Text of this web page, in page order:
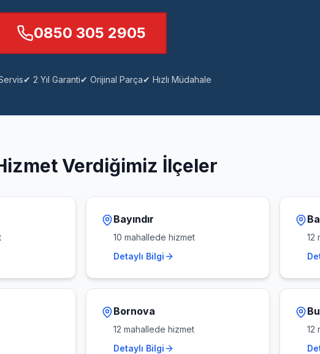
0850 305 2905
✔ 2 Yıl Garanti✔ Orijinal Parça✔ Hızlı Müdahale
Verdiğimiz İlçeler
Bayındır
10 mahallede hizmet
Detaylı Bilgi
12
Bornova
12 mahallede hizmet
Detaylı Bilgi
12